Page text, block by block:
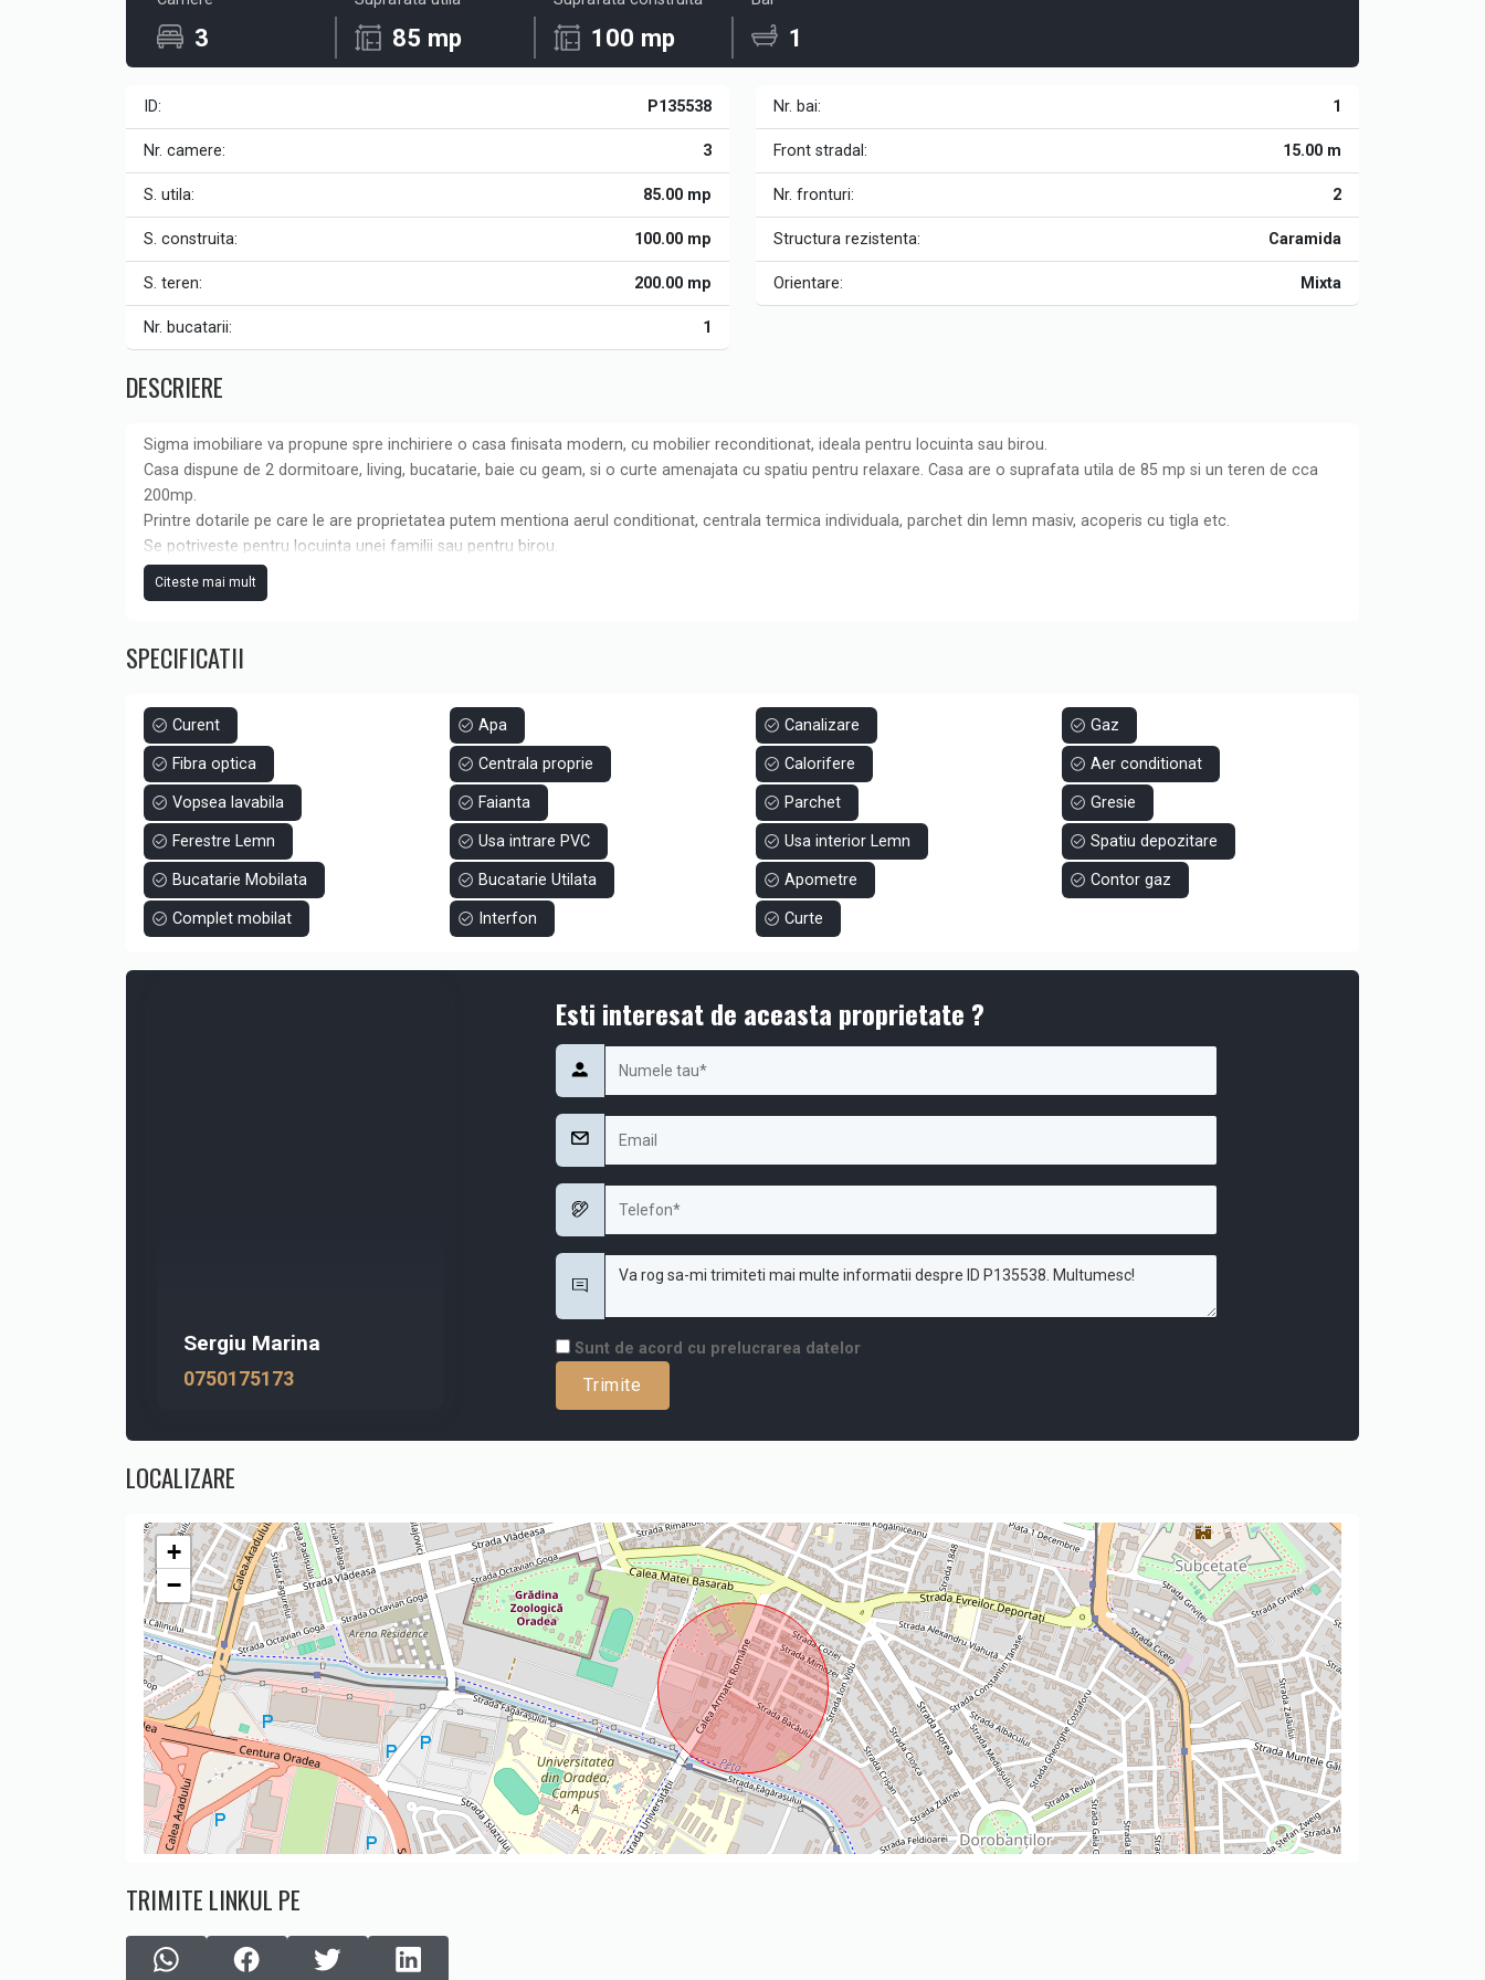
3 85 mp 100 mp 1
ID: P135538
Nr. camere: 3
S. utila: 85.00 mp
S. construita: 100.00 mp
S. teren: 200.00 mp
Nr. bucatarii: 1
Nr. bai: 1
Front stradal: 15.00 m
Nr. fronturi: 2
Structura rezistenta: Caramida
Orientare: Mixta
DESCRIERE
Sigma imobiliare va propune spre inchiriere o casa finisata modern, cu mobilier reconditionat, ideala pentru locuinta sau birou.
Casa dispune de 2 dormitoare, living, bucatarie, baie cu geam, si o curte amenajata cu spatiu pentru relaxare. Casa are o suprafata utila de 85 mp si un teren de cca
200mp.
Printre dotarile pe care le are proprietatea putem mentiona aerul conditionat, centrala termica individuala, parchet din lemn masiv, acoperis cu tigla etc.
Se potriveste pentru locuinta unei familii sau pentru birou.
Pentru mai multe detalii sau programarea unei vizionari, va rugam sa ne contactati.
Citeste mai mult
SPECIFICATII
Curent Apa Canalizare Gaz
Fibra optica Centrala proprie Calorifere Aer conditionat
Vopsea lavabila Faianta Parchet Gresie
Ferestre Lemn Usa intrare PVC Usa interior Lemn Spatiu depozitare
Bucatarie Mobilata Bucatarie Utilata Apometre Contor gaz
Complet mobilat Interfon Curte
Sergiu Marina
0750175173
Esti interesat de aceasta proprietate ?
Sunt de acord cu prelucrarea datelor
LOCALIZARE
+
−
TRIMITE LINKUL PE